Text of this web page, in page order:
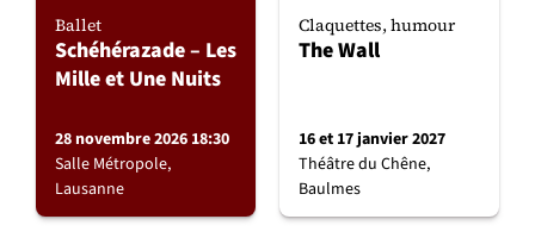
Ballet
Schéhérazade – Les
Mille et Une Nuits
28 novembre 2026 18:30
Salle Métropole,
Lausanne
Claquettes, humour
The Wall
16 et 17 janvier 2027
Théâtre du Chêne,
Baulmes